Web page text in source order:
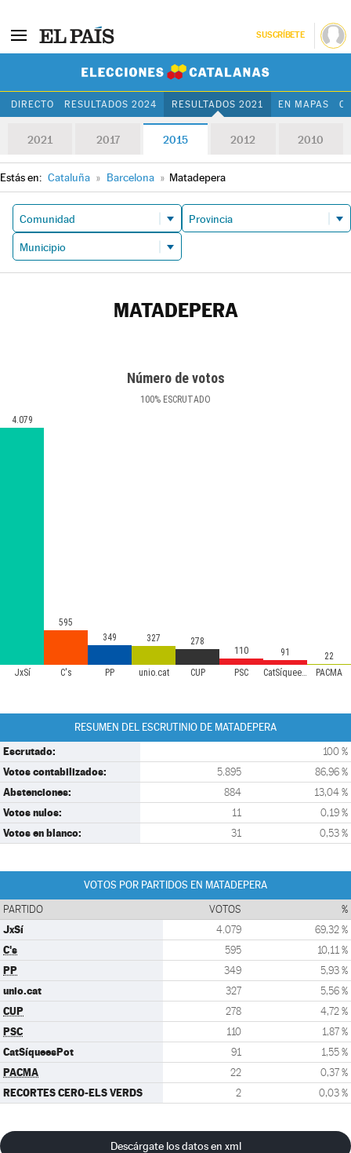
SUSCRÍBETE
DIRECTO RESULTADOS 2024 RESULTADOS 2021 EN MAPAS
2021 2017 2015 2012 2010
Estás en: Cataluña » Barcelona » Matadepera
MATADEPERA
Número de votos
100% ESCRUTADO
JxSí C's PP unio.cat CUP PSC CatSíqueesPot PACMA
4.079
595
349
327
278
110
91 22
RESUMEN DEL ESCRUTINIO DE MATADEPERA
Escrutado: 100 %
Votos contabilizados: 5.895 86,96 %
Abstenciones: 884 13,04 %
Votos nulos: 11 0,19 %
Votos en blanco: 31 0,53 %
VOTOS POR PARTIDOS EN MATADEPERA
PARTIDO VOTOS %
JxSí 4.079 69,32 %
C's 595 10,11 %
PP 349 5,93 %
unio.cat 327 5,56 %
CUP 278 4,72 %
PSC 110 1,87 %
CatSíqueesPot 91 1,55 %
PACMA 22 0,37 %
RECORTES CERO-ELS VERDS 2 0,03 %
Descárgate los datos en xml